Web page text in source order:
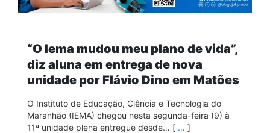
“O Iema mudou meu plano de vida”,
diz aluna em entrega de nova
unidade por Flávio Dino em Matões
O Instituto de Educação, Ciência e Tecnologia do
Maranhão (IEMA) chegou nesta segunda-feira (9) à
11ª unidade plena entregue desde… [ … ]